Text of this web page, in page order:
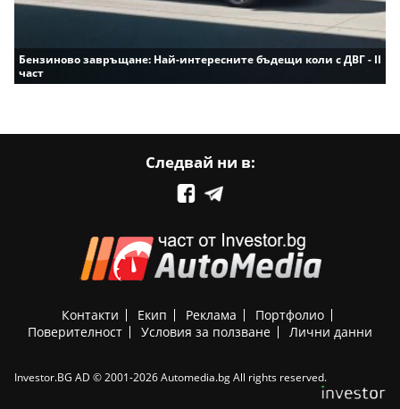
Бензиново завръщане: Най-интересните бъдещи коли с ДВГ - II
част
Следвай ни в:
Контакти Екип Реклама
Портфолио
Поверителност
Условия за ползване Лични данни
Investor.BG AD © 2001-2026 Automedia.bg All rights reserved.